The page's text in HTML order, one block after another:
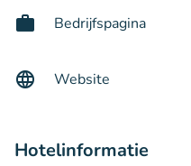
Bedrijfspagina
Website
Hotelinformatie